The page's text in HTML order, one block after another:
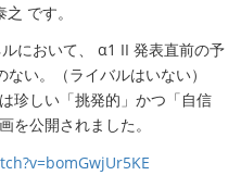
です。
において、 α1 II 発表直前の予
い。（ライバルはいない）
珍しい「挑発的」かつ「自信
を公開されました。